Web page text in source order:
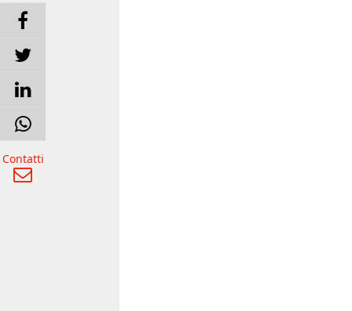
Contatti